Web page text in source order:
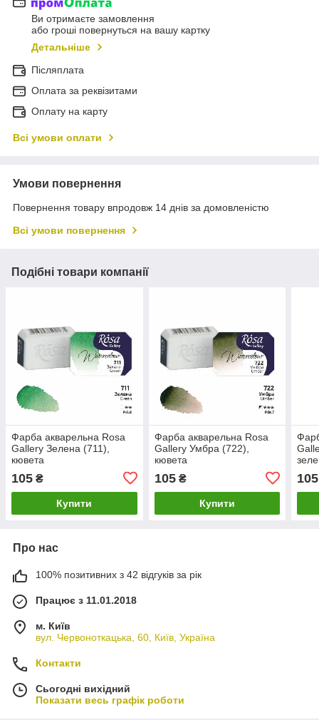
Ви отримаєте замовлення
або гроші повернуться на вашу картку
Детальніше
Післяплата
Оплата за реквізитами
Оплату на карту
Всі умови оплати
Умови повернення
Повернення товару впродовж 14 днів за домовленістю
Всі умови повернення
Подібні товари компанії
Фарба акварельна Rosa
Gallery Зелена (711),
кювета
105 ₴
Купити
Фарба акварельна Rosa
Gallery Умбра (722),
кювета
105₴
Купити
105
Про нас
100% позитивних з 42 відгуків за рік
Працює з 11.01.2018
м. Київ
вул. Червоноткацька, 60, Київ, Україна
Контакти
Сьогодні вихідний
Показати весь графік роботи